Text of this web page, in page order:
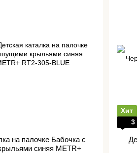
на палочке Бабочка с
синяя METR+
Хит
3